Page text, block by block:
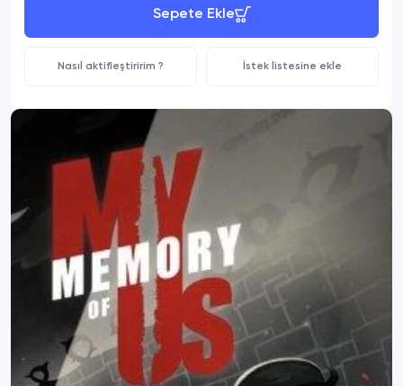
Sepete Ekle
Nasıl aktifleştiririm ? İstek listesine ekle